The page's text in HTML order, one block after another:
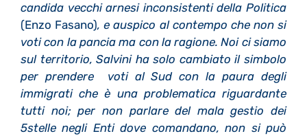
candida vecchi arnesi inconsistenti della Politica
(Enzo Fasano), e auspico al contempo che non si
voti con la pancia ma con la ragione. Noi ci siamo
sul territorio, Salvini ha solo cambiato il simbolo
per prendere voti al Sud con la paura degli
immigrati che è una problematica riguardante
tutti noi; per non parlare del mala gestio dei
5stelle negli Enti dove comandano, non si può